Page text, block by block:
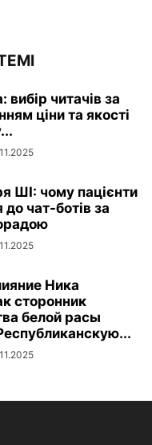
читачів за
ціни та якості
ШІ: чому пацієнти
чат-ботів за
Ника
сторонник
белой расы